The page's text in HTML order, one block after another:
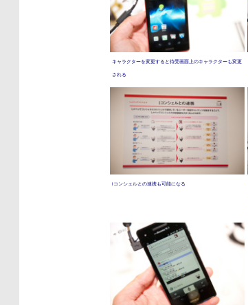
キャラクターを変更すると待受画面上のキャラクターも変更
される
iコンシェルとの連携も可能になる